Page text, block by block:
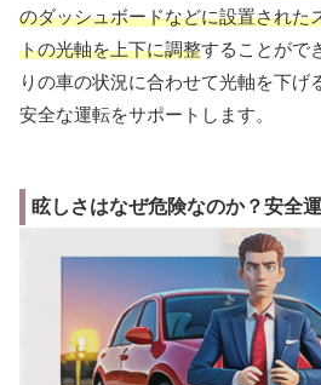
のダッシュボードなどに設置された
トの光軸を上下に調整することがで
りの車の状況に合わせて光軸を下げ
安全な運転をサポートします。
眩しさはなぜ危険なのか？安全